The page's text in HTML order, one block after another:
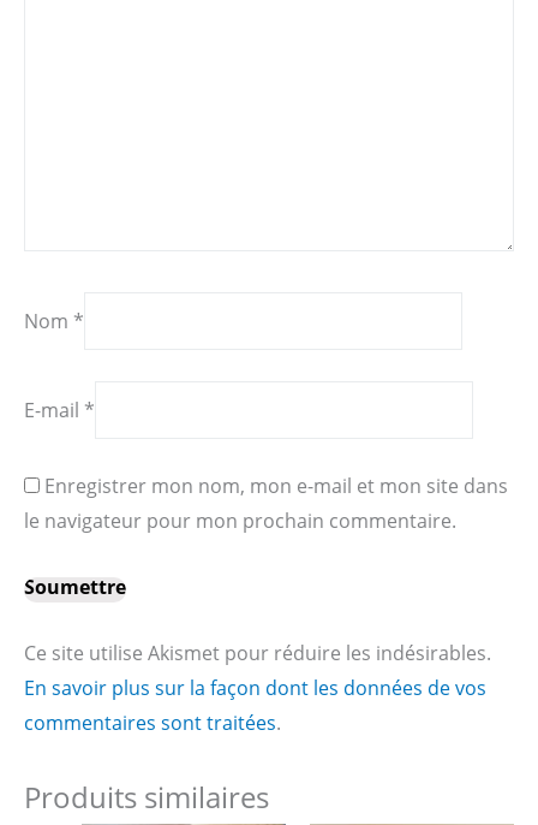
Nom *
E-mail *
Enregistrer mon nom, mon e-mail et mon site dans
le navigateur pour mon prochain commentaire.
Ce site utilise Akismet pour réduire les indésirables.
En savoir plus sur la façon dont les données de vos
commentaires sont traitées.
Produits similaires